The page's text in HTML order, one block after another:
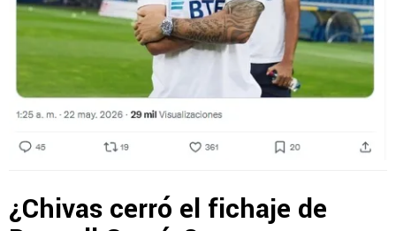
¿Chivas cerró el fichaje de